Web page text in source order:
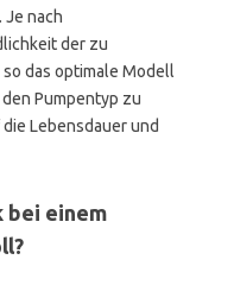
Je nach
der zu
das optimale Modell
Pumpentyp zu
Lebensdauer und
bei einem